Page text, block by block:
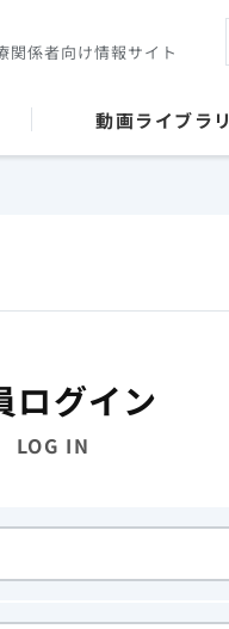
関係者向け情報サイト
動画ライブラリ
ログイン
LOG IN